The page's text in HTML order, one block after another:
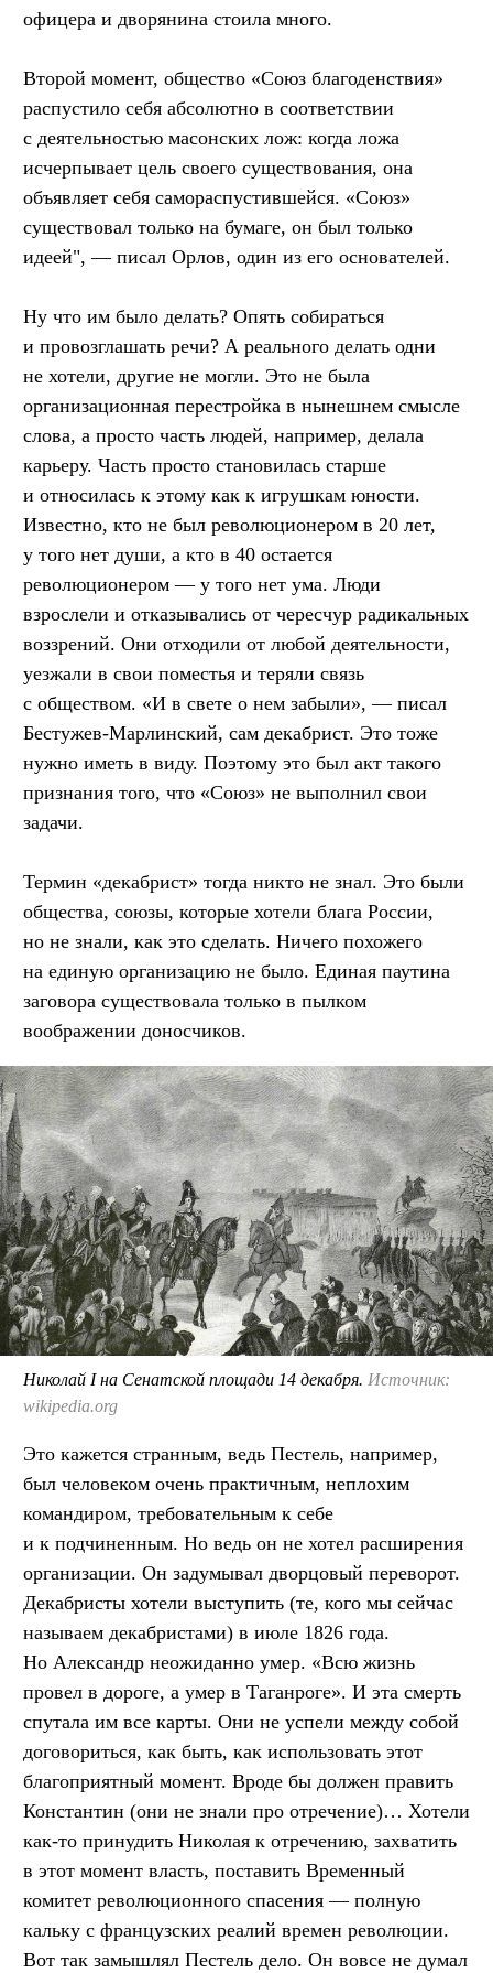
офицера и дворянина стоила много.
Второй момент, общество «Союз благоденствия»
распустило себя абсолютно в соответствии
с деятельностью масонских лож: когда ложа
исчерпывает цель своего существования, она
объявляет себя самораспустившейся. «Союз»
существовал только на бумаге, он был только
идеей", — писал Орлов, один из его основателей.
Ну что им было делать? Опять собираться
и провозглашать речи? А реального делать одни
не хотели, другие не могли. Это не была
организационная перестройка в нынешнем смысле
слова, а просто часть людей, например, делала
карьеру. Часть просто становилась старше
и относилась к этому как к игрушкам юности.
Известно, кто не был революционером в 20 лет,
у того нет души, а кто в 40 остается
революционером — у того нет ума. Люди
взрослели и отказывались от чересчур радикальных
воззрений. Они отходили от любой деятельности,
уезжали в свои поместья и теряли связь
с обществом. «И в свете о нем забыли», — писал
Бестужев-Марлинский, сам декабрист. Это тоже
нужно иметь в виду. Поэтому это был акт такого
признания того, что «Союз» не выполнил свои
задачи.
Термин «декабрист» тогда никто не знал. Это были
общества, союзы, которые хотели блага России,
но не знали, как это сделать. Ничего похожего
на единую организацию не было. Единая паутина
заговора существовала только в пылком
воображении доносчиков.
Николай I на Сенатской площади 14 декабря. Источник:
wikipedia.org
Это кажется странным, ведь Пестель, например,
был человеком очень практичным, неплохим
командиром, требовательным к себе
и к подчиненным. Но ведь он не хотел расширения
организации. Он задумывал дворцовый переворот.
Декабристы хотели выступить (те, кого мы сейчас
называем декабристами) в июле 1826 года.
Но Александр неожиданно умер. «Всю жизнь
провел в дороге, а умер в Таганроге». И эта смерть
спутала им все карты. Они не успели между собой
договориться, как быть, как использовать этот
благоприятный момент. Вроде бы должен править
Константин (они не знали про отречение)… Хотели
как-то принудить Николая к отречению, захватить
в этот момент власть, поставить Временный
комитет революционного спасения — полную
кальку с французских реалий времен революции.
Вот так замышлял Пестель дело. Он вовсе не думал